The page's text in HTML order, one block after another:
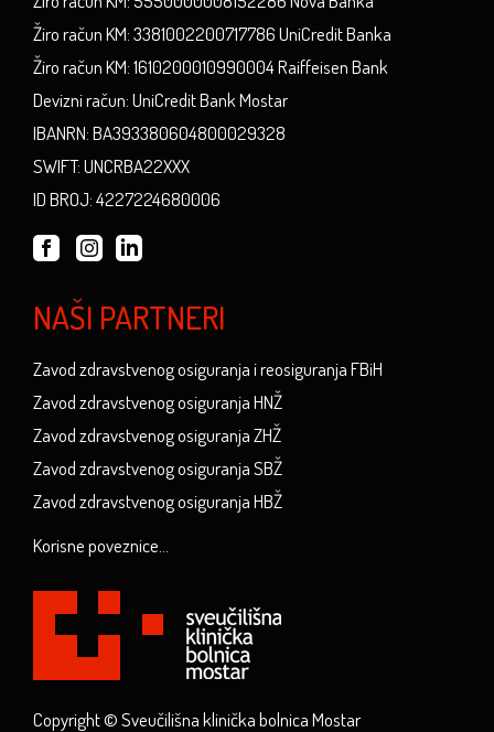
Žiro račun KM: 3381002200717786 UniCredit Banka
Žiro račun KM: 1610200010990004 Raiffeisen Bank
Devizni račun: UniCredit Bank Mostar
IBANRN: BA393380604800029328
SWIFT: UNCRBA22XXX
ID BROJ: 4227224680006
NAŠI PARTNERI
Zavod zdravstvenog osiguranja i reosiguranja FBiH
Zavod zdravstvenog osiguranja HNŽ
Zavod zdravstvenog osiguranja ZHŽ
Zavod zdravstvenog osiguranja SBŽ
Zavod zdravstvenog osiguranja HBŽ
Korisne poveznice...
Copyright © Sveučilišna klinička bolnica Mostar